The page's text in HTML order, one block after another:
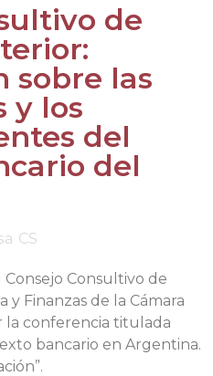
de
sobre las
y los
del
del
CS
Consultivo de
y Finanzas de la Cámara
la conferencia titulada
bancario en Argentina.